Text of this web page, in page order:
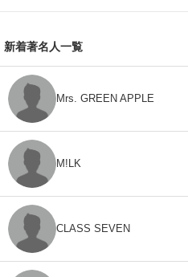
新着著名人一覧
Mrs. GREEN APPLE
M!LK
CLASS SEVEN